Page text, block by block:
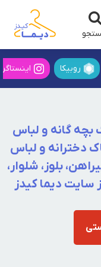
روبیکا
بچه گانه و لباس
دخترانه و لباس
بلوز، شلوار،
دیما کیدز